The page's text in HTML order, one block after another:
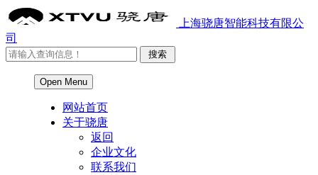
上海骁唐智能科技有限公
司
Open Menu
网站首页
关于骁唐
返回
企业文化
联系我们